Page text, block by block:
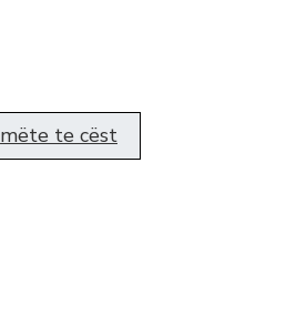
mëte te cëst